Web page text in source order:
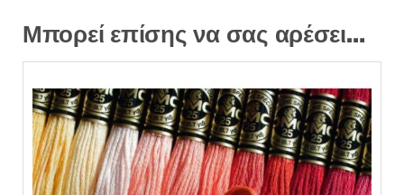
Μπορεί επίσης να σας αρέσει…